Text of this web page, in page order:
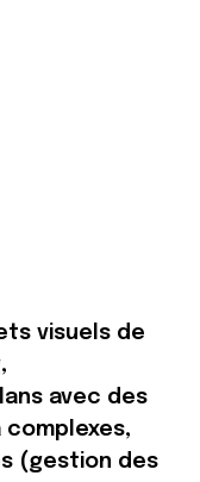
visuels de
avec des
(gestion des